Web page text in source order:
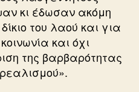
κι έδωσαν ακόμη
του λαού και για
και όχι
της βαρβαρότητας